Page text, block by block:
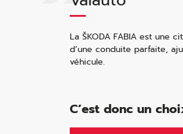
La ŠKODA FABIA est une
d’une conduite parfaite,
véhicule.
C’est donc un